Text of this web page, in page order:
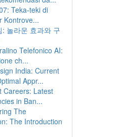
Teka-teki di
Kontrove...
: 놀라운 효과와 구
Telefonico AI:
ch...
India: Current
Appr...
Careers: Latest
in Ban...
The
The Introduction